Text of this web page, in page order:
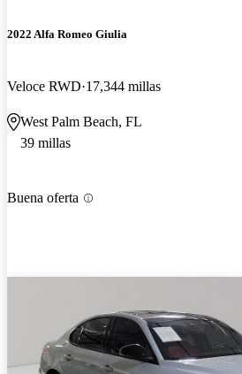
2022 Alfa Romeo Giulia
Veloce RWD 17,344 millas
West Palm Beach, FL
39 millas
Buena oferta